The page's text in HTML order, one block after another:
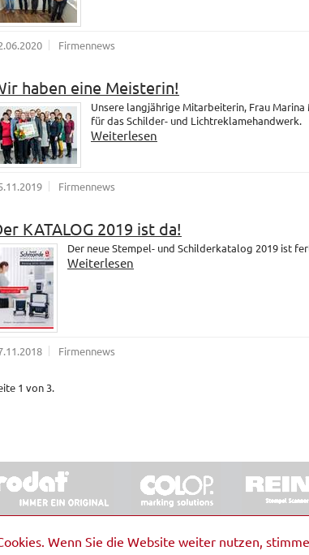
Wenn Sie die Website weiter nutzen,
Firmennews
haben eine Meisterin!
Unsere langjährige Mitarbeiterin, Frau
für das Schilder- und Lichtreklamehandwerk.
Weiterlesen
Firmennews
KATALOG 2019 ist da!
Der neue Stempel- und Schilderkatalog 2019 ist
Weiterlesen
Firmennews
1 von 3.
2026 Stempel & Schilder RUDOLF SCHMORRDE GmbH & Co. KG